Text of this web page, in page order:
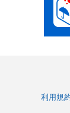
利用規